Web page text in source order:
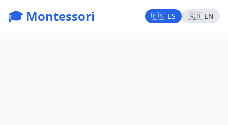
🎓 Montessori 🇪🇸 ES 🇬🇧 EN